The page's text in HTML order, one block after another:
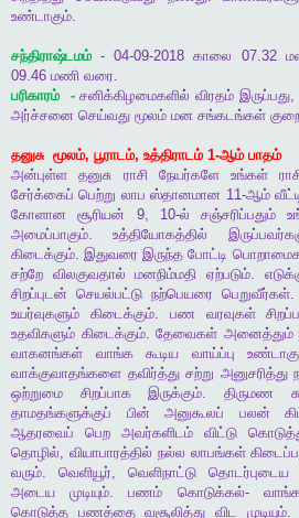
உண்டாகும்.
சந்திராஷ்டமம் - 04-09-2018காலை 07.32
09.46 மணி வரை.
பரிகாரம்
-சனிக்கிழமைகளில் விரதம் இருப்பது,
அர்ச்சனை செய்வது மூலம் மன சங்கடங்கள்
தனுசு மூலம், பூராடம், உத்திராடம்1-ஆம் பாதம்
அன்புள்ள
தனுசு ராசி நேயர்களே உங்கள்
சேர்க்கைப் பெற்று லாப ஸ்தானமான 11-ஆம்
கோளான
சூரியன் 9, 10-ல் சஞ்சரிப்பதும்
அமைப்பாகும்.உத்தியோகத்தில்
கிடைக்கும்.இதுவரை இருந்த போட்டி
சற்றே விலகுவதால் மனநிம்மதி ஏற்படும்.
சிறப்புடன் செயல்பட்டு நற்பெயரை பெறுவீர்கள்
உயர்வுகளும்
கிடைக்கும். பண வரவுகள்
உதவிகளும் கிடைக்கும். தேவைகள் அனைத்தும்
வாகனங்கள்
வாங்க கூடிய வாய்ப்பு
வாக்குவாதங்களை தவிர்த்து சற்று அனுசரித்து
ஒற்றுமை
சிறப்பாக இருக்கும்.திருமண
தாமதங்களுக்குப்
பின் அனுகூலப் பலன்
ஆதரவைப்
பெற அவர்களிடம் விட்டு
தொழில், வியாபாரத்தில் நல்ல லாபங்கள்
வரும். வெளியூர், வெளிநாட்டு தொடர்புடைய
அடைய
முடியும்.பணம் கொடுக்கல்-
கொடுத்த பணத்தை வசூலித்து விட முடியும்